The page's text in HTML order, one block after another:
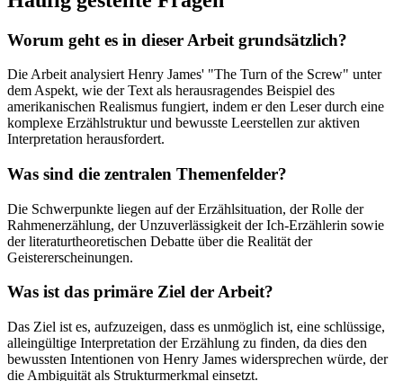
Worum geht es in dieser Arbeit grundsätzlich?
Die Arbeit analysiert Henry James' "The Turn of the Screw" unter
dem Aspekt, wie der Text als herausragendes Beispiel des
amerikanischen Realismus fungiert, indem er den Leser durch eine
komplexe Erzählstruktur und bewusste Leerstellen zur aktiven
Interpretation herausfordert.
Was sind die zentralen Themenfelder?
Die Schwerpunkte liegen auf der Erzählsituation, der Rolle der
Rahmenerzählung, der Unzuverlässigkeit der Ich-Erzählerin sowie
der literaturtheoretischen Debatte über die Realität der
Geistererscheinungen.
Was ist das primäre Ziel der Arbeit?
Das Ziel ist es, aufzuzeigen, dass es unmöglich ist, eine schlüssige,
alleingültige Interpretation der Erzählung zu finden, da dies den
bewussten Intentionen von Henry James widersprechen würde, der
die Ambiguität als Strukturmerkmal einsetzt.